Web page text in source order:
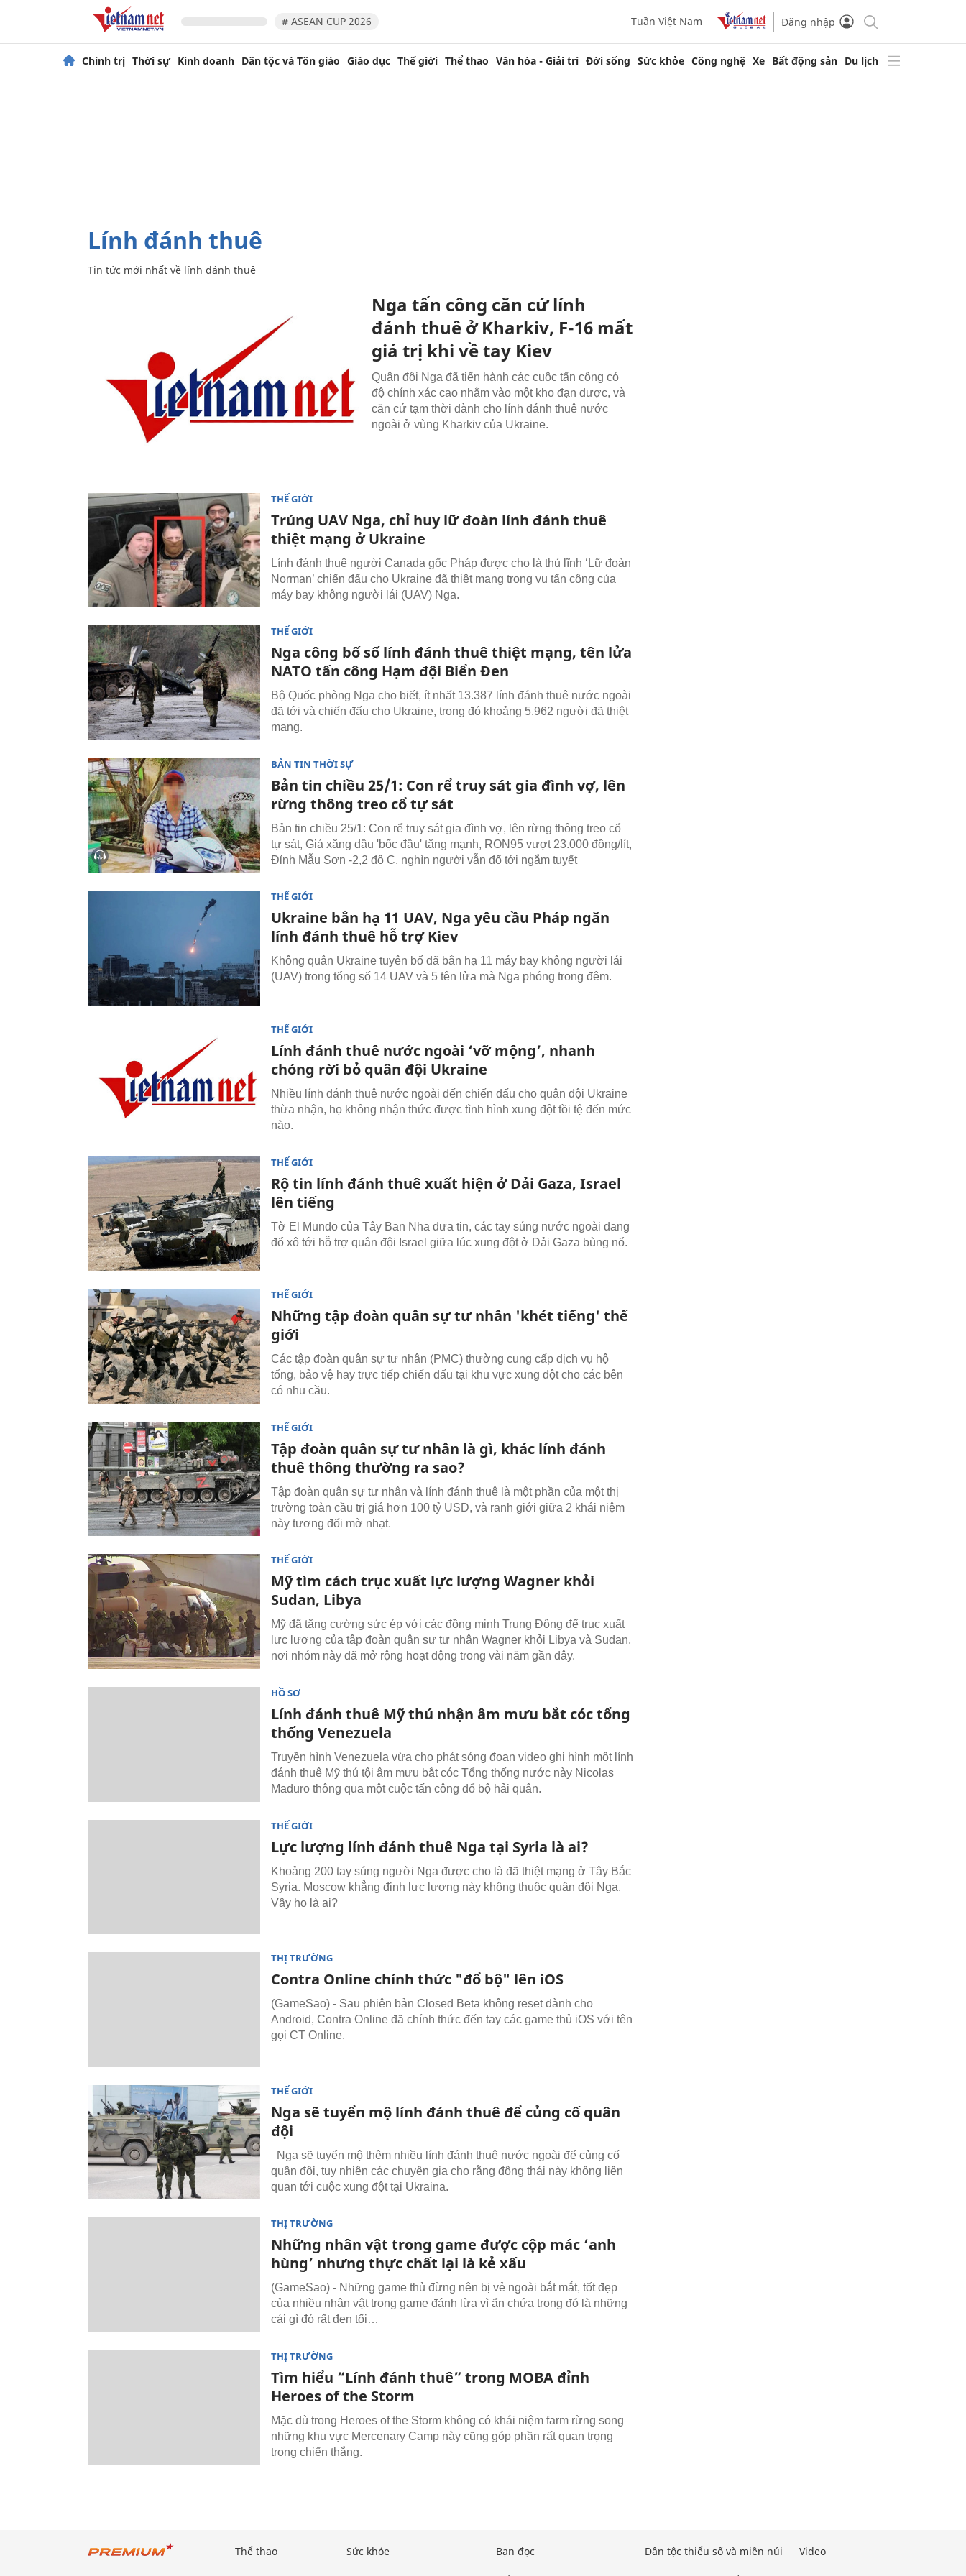
# ASEAN CUP 2026 Tuần Việt Nam Đăng nhập
Chính trị Thời sự Kinh doanh Dân tộc và Tôn giáo Giáo dục Thế giới Thể thao Văn hóa - Giải trí Đời sống Sức khỏe Công nghệ Xe Bất động sản Du lịch
lính đánh thuê
Tin tức mới nhất về lính đánh thuê
Nga tấn công căn cứ lính
đánh thuê ở Kharkiv, F-16 mất
giá trị khi về tay Kiev
Quân đội Nga đã tiến hành các cuộc tấn công có
độ chính xác cao nhằm vào một kho đạn dược, và
căn cứ tạm thời dành cho lính đánh thuê nước
ngoài ở vùng Kharkiv của Ukraine.
THẾ GIỚI
Trúng UAV Nga, chỉ huy lữ đoàn lính đánh thuê
thiệt mạng ở Ukraine
Lính đánh thuê người Canada gốc Pháp được cho là thủ lĩnh ‘Lữ đoàn
Norman’ chiến đấu cho Ukraine đã thiệt mạng trong vụ tấn công của
máy bay không người lái (UAV) Nga.
THẾ GIỚI
Nga công bố số lính đánh thuê thiệt mạng, tên lửa
NATO tấn công Hạm đội Biển Đen
Bộ Quốc phòng Nga cho biết, ít nhất 13.387 lính đánh thuê nước ngoài
đã tới và chiến đấu cho Ukraine, trong đó khoảng 5.962 người đã thiệt
mạng.
BẢN TIN THỜI SỰ
Bản tin chiều 25/1: Con rể truy sát gia đình vợ, lên
rừng thông treo cổ tự sát
Bản tin chiều 25/1: Con rể truy sát gia đình vợ, lên rừng thông treo cổ
tự sát, Giá xăng dầu 'bốc đầu' tăng mạnh, RON95 vượt 23.000 đồng/lít,
Đỉnh Mẫu Sơn -2,2 độ C, nghìn người vẫn đổ tới ngắm tuyết
THẾ GIỚI
Ukraine bắn hạ 11 UAV, Nga yêu cầu Pháp ngăn
lính đánh thuê hỗ trợ Kiev
Không quân Ukraine tuyên bố đã bắn hạ 11 máy bay không người lái
(UAV) trong tổng số 14 UAV và 5 tên lửa mà Nga phóng trong đêm.
THẾ GIỚI
Lính đánh thuê nước ngoài ‘vỡ mộng’, nhanh
chóng rời bỏ quân đội Ukraine
Nhiều lính đánh thuê nước ngoài đến chiến đấu cho quân đội Ukraine
thừa nhận, họ không nhận thức được tình hình xung đột tồi tệ đến mức
nào.
THẾ GIỚI
Rộ tin lính đánh thuê xuất hiện ở Dải Gaza, Israel
lên tiếng
Tờ El Mundo của Tây Ban Nha đưa tin, các tay súng nước ngoài đang
đổ xô tới hỗ trợ quân đội Israel giữa lúc xung đột ở Dải Gaza bùng nổ.
THẾ GIỚI
Những tập đoàn quân sự tư nhân 'khét tiếng' thế
giới
Các tập đoàn quân sự tư nhân (PMC) thường cung cấp dịch vụ hộ
tống, bảo vệ hay trực tiếp chiến đấu tại khu vực xung đột cho các bên
có nhu cầu.
THẾ GIỚI
Tập đoàn quân sự tư nhân là gì, khác lính đánh
thuê thông thường ra sao?
Tập đoàn quân sự tư nhân và lính đánh thuê là một phần của một thị
trường toàn cầu trị giá hơn 100 tỷ USD, và ranh giới giữa 2 khái niệm
này tương đối mờ nhạt.
THẾ GIỚI
Mỹ tìm cách trục xuất lực lượng Wagner khỏi
Sudan, Libya
Mỹ đã tăng cường sức ép với các đồng minh Trung Đông để trục xuất
lực lượng của tập đoàn quân sự tư nhân Wagner khỏi Libya và Sudan,
nơi nhóm này đã mở rộng hoạt động trong vài năm gần đây.
HỒ SƠ
Lính đánh thuê Mỹ thú nhận âm mưu bắt cóc tổng
thống Venezuela
Truyền hình Venezuela vừa cho phát sóng đoạn video ghi hình một lính
đánh thuê Mỹ thú tội âm mưu bắt cóc Tổng thống nước này Nicolas
Maduro thông qua một cuộc tấn công đổ bộ hải quân.
THẾ GIỚI
Lực lượng lính đánh thuê Nga tại Syria là ai?
Khoảng 200 tay súng người Nga được cho là đã thiệt mạng ở Tây Bắc
Syria. Moscow khẳng định lực lượng này không thuộc quân đội Nga.
Vậy họ là ai?
THỊ TRƯỜNG
Contra Online chính thức "đổ bộ" lên iOS
(GameSao) - Sau phiên bản Closed Beta không reset dành cho
Android, Contra Online đã chính thức đến tay các game thủ iOS với tên
gọi CT Online.
THẾ GIỚI
Nga sẽ tuyển mộ lính đánh thuê để củng cố quân
đội
Nga sẽ tuyển mộ thêm nhiều lính đánh thuê nước ngoài để củng cố
quân đội, tuy nhiên các chuyên gia cho rằng động thái này không liên
quan tới cuộc xung đột tại Ukraina.
THỊ TRƯỜNG
Những nhân vật trong game được cộp mác ‘anh
hùng’ nhưng thực chất lại là kẻ xấu
(GameSao) - Những game thủ đừng nên bị vẻ ngoài bắt mắt, tốt đẹp
của nhiều nhân vật trong game đánh lừa vì ẩn chứa trong đó là những
cái gì đó rất đen tối…
THỊ TRƯỜNG
Tìm hiểu “Lính đánh thuê” trong MOBA đỉnh
Heroes of the Storm
Mặc dù trong Heroes of the Storm không có khái niệm farm rừng song
những khu vực Mercenary Camp này cũng góp phần rất quan trọng
trong chiến thắng.
Thể thao Sức khỏe Bạn đọc Dân tộc thiểu số và miền núi Video